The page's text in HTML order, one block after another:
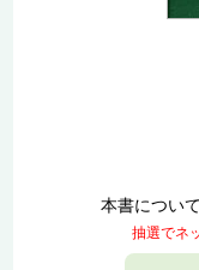
本書につい
抽選でネ